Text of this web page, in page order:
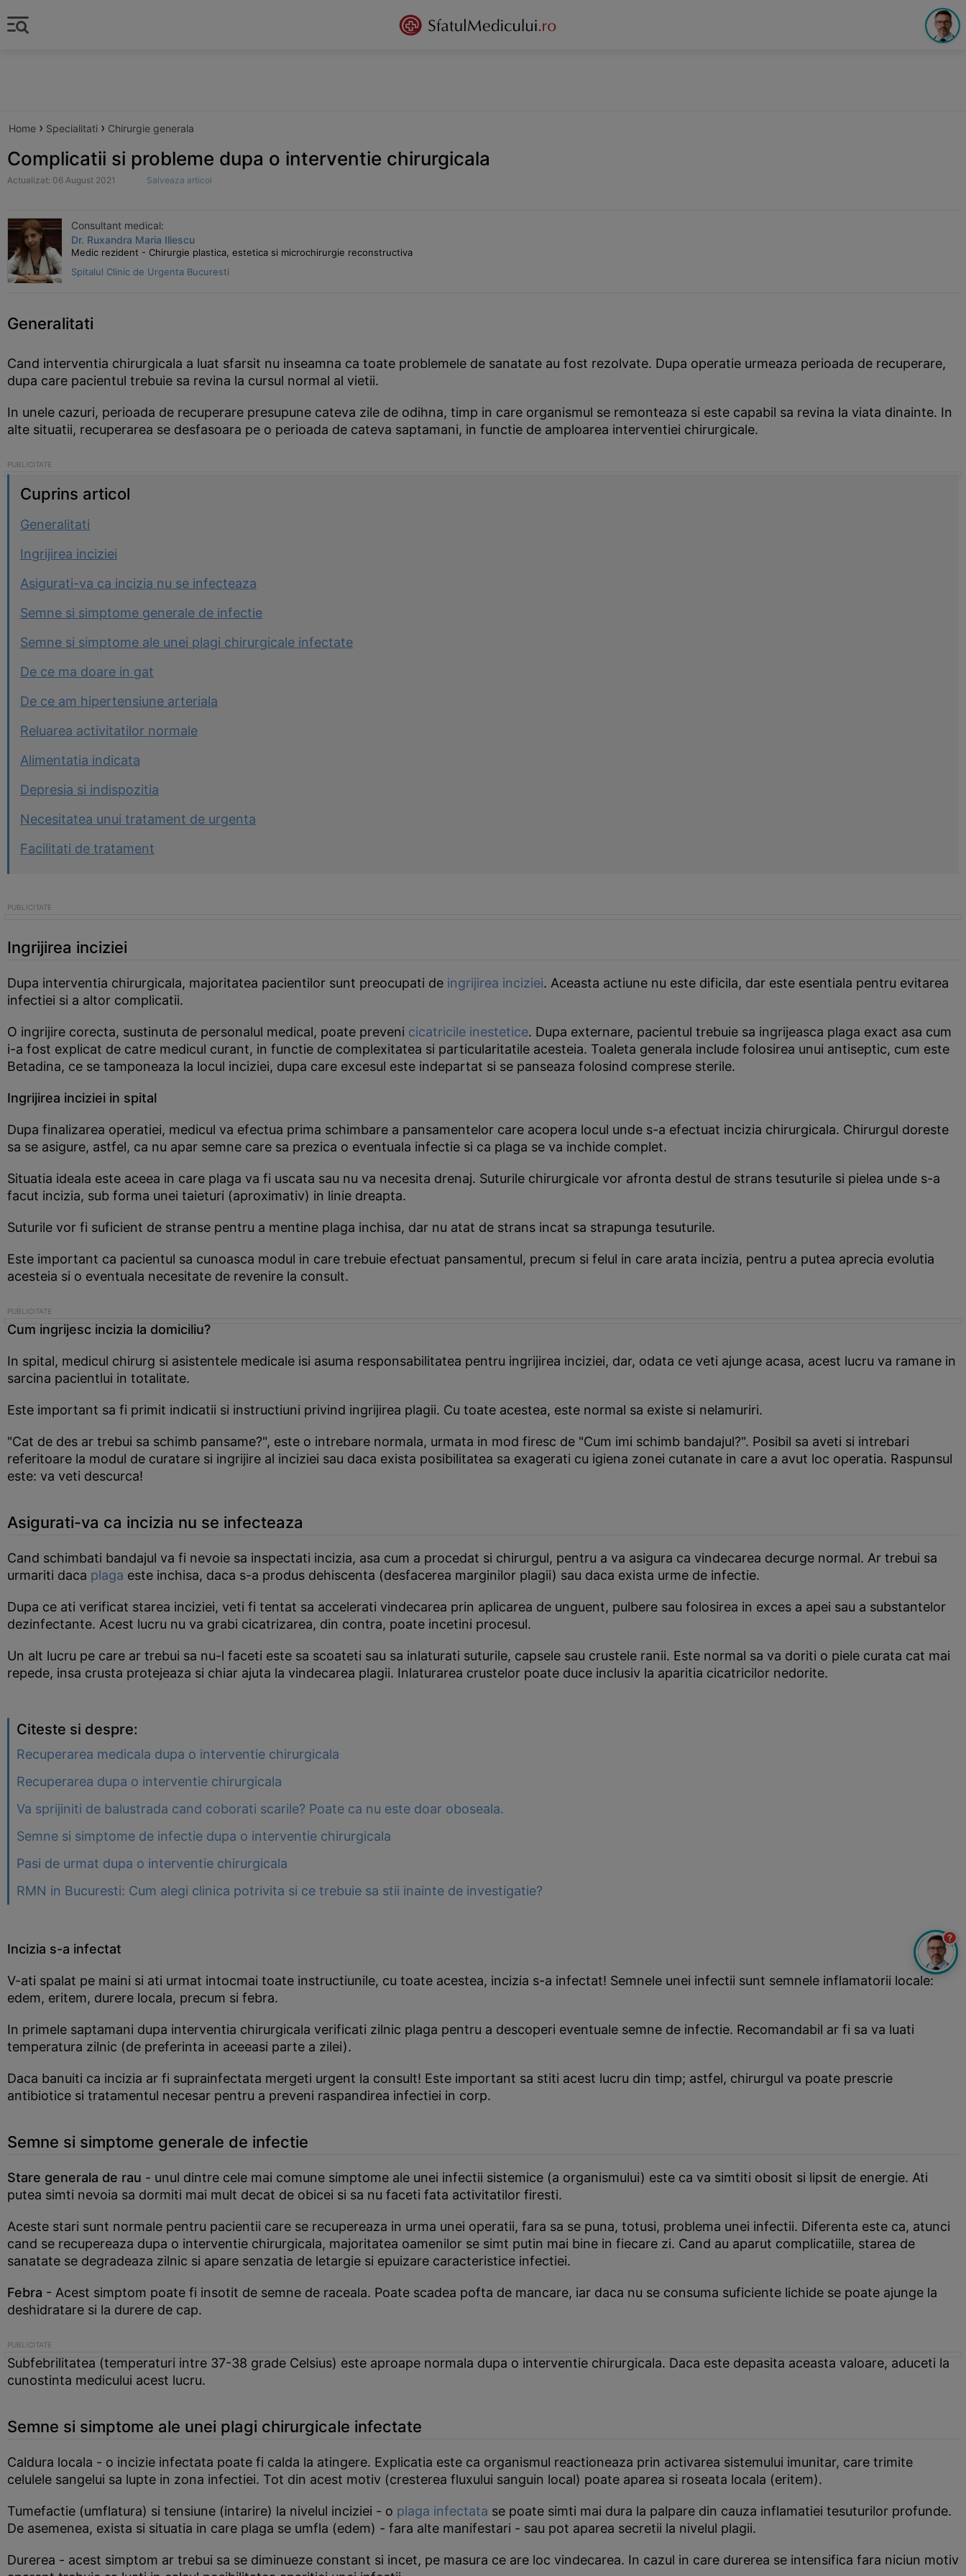
Home › Specialitati › Chirurgie generala
Complicatii si probleme dupa o interventie chirurgicala
Actualizat: 06 August 2021 Salveaza articol
Consultant medical:
Dr. Ruxandra Maria Iliescu
Medic rezident - Chirurgie plastica, estetica si microchirurgie reconstructiva
Spitalul Clinic de Urgenta Bucuresti
Generalitati
Cand interventia chirurgicala a luat sfarsit nu inseamna ca toate problemele de sanatate au fost rezolvate. Dupa operatie urmeaza perioada de recuperare,
dupa care pacientul trebuie sa revina la cursul normal al vietii.
In unele cazuri, perioada de recuperare presupune cateva zile de odihna, timp in care organismul se remonteaza si este capabil sa revina la viata dinainte. In
alte situatii, recuperarea se desfasoara pe o perioada de cateva saptamani, in functie de amploarea interventiei chirurgicale.
Cuprins articol
Generalitati
Ingrijirea inciziei
Asigurati-va ca incizia nu se infecteaza
Semne si simptome generale de infectie
Semne si simptome ale unei plagi chirurgicale infectate
De ce ma doare in gat
De ce am hipertensiune arteriala
Reluarea activitatilor normale
Alimentatia indicata
Depresia si indispozitia
Necesitatea unui tratament de urgenta
Facilitati de tratament
Ingrijirea inciziei
Dupa interventia chirurgicala, majoritatea pacientilor sunt preocupati de ingrijirea inciziei. Aceasta actiune nu este dificila, dar este esentiala pentru evitarea
infectiei si a altor complicatii.
O ingrijire corecta, sustinuta de personalul medical, poate preveni cicatricile inestetice. Dupa externare, pacientul trebuie sa ingrijeasca plaga exact asa cum
i-a fost explicat de catre medicul curant, in functie de complexitatea si particularitatile acesteia. Toaleta generala include folosirea unui antiseptic, cum este
Betadina, ce se tamponeaza la locul inciziei, dupa care excesul este indepartat si se panseaza folosind comprese sterile.
Ingrijirea inciziei in spital
Dupa finalizarea operatiei, medicul va efectua prima schimbare a pansamentelor care acopera locul unde s-a efectuat incizia chirurgicala. Chirurgul doreste
sa se asigure, astfel, ca nu apar semne care sa prezica o eventuala infectie si ca plaga se va inchide complet.
Situatia ideala este aceea in care plaga va fi uscata sau nu va necesita drenaj. Suturile chirurgicale vor afronta destul de strans tesuturile si pielea unde s-a
facut incizia, sub forma unei taieturi (aproximativ) in linie dreapta.
Suturile vor fi suficient de stranse pentru a mentine plaga inchisa, dar nu atat de strans incat sa strapunga tesuturile.
Este important ca pacientul sa cunoasca modul in care trebuie efectuat pansamentul, precum si felul in care arata incizia, pentru a putea aprecia evolutia
acesteia si o eventuala necesitate de revenire la consult.
Cum ingrijesc incizia la domiciliu?
In spital, medicul chirurg si asistentele medicale isi asuma responsabilitatea pentru ingrijirea inciziei, dar, odata ce veti ajunge acasa, acest lucru va ramane in
sarcina pacientlui in totalitate.
Este important sa fi primit indicatii si instructiuni privind ingrijirea plagii. Cu toate acestea, este normal sa existe si nelamuriri.
"Cat de des ar trebui sa schimb pansame?", este o intrebare normala, urmata in mod firesc de "Cum imi schimb bandajul?". Posibil sa aveti si intrebari
referitoare la modul de curatare si ingrijire al inciziei sau daca exista posibilitatea sa exagerati cu igiena zonei cutanate in care a avut loc operatia. Raspunsul
este: va veti descurca!
Asigurati-va ca incizia nu se infecteaza
Cand schimbati bandajul va fi nevoie sa inspectati incizia, asa cum a procedat si chirurgul, pentru a va asigura ca vindecarea decurge normal. Ar trebui sa
urmariti daca plaga este inchisa, daca s-a produs dehiscenta (desfacerea marginilor plagii) sau daca exista urme de infectie.
Dupa ce ati verificat starea inciziei, veti fi tentat sa accelerati vindecarea prin aplicarea de unguent, pulbere sau folosirea in exces a apei sau a substantelor
dezinfectante. Acest lucru nu va grabi cicatrizarea, din contra, poate incetini procesul.
Un alt lucru pe care ar trebui sa nu-l faceti este sa scoateti sau sa inlaturati suturile, capsele sau crustele ranii. Este normal sa va doriti o piele curata cat mai
repede, insa crusta protejeaza si chiar ajuta la vindecarea plagii. Inlaturarea crustelor poate duce inclusiv la aparitia cicatricilor nedorite.
Citeste si despre:
Recuperarea medicala dupa o interventie chirurgicala
Recuperarea dupa o interventie chirurgicala
Va sprijiniti de balustrada cand coborati scarile? Poate ca nu este doar oboseala.
Semne si simptome de infectie dupa o interventie chirurgicala
Pasi de urmat dupa o interventie chirurgicala
RMN in Bucuresti: Cum alegi clinica potrivita si ce trebuie sa stii inainte de investigatie?
Incizia s-a infectat
V-ati spalat pe maini si ati urmat intocmai toate instructiunile, cu toate acestea, incizia s-a infectat! Semnele unei infectii sunt semnele inflamatorii locale:
edem, eritem, durere locala, precum si febra.
In primele saptamani dupa interventia chirurgicala verificati zilnic plaga pentru a descoperi eventuale semne de infectie. Recomandabil ar fi sa va luati
temperatura zilnic (de preferinta in aceeasi parte a zilei).
Daca banuiti ca incizia ar fi suprainfectata mergeti urgent la consult! Este important sa stiti acest lucru din timp; astfel, chirurgul va poate prescrie
antibiotice si tratamentul necesar pentru a preveni raspandirea infectiei in corp.
Semne si simptome generale de infectie
Stare generala de rau - unul dintre cele mai comune simptome ale unei infectii sistemice (a organismului) este ca va simtiti obosit si lipsit de energie. Ati
putea simti nevoia sa dormiti mai mult decat de obicei si sa nu faceti fata activitatilor firesti.
Aceste stari sunt normale pentru pacientii care se recupereaza in urma unei operatii, fara sa se puna, totusi, problema unei infectii. Diferenta este ca, atunci
cand se recupereaza dupa o interventie chirurgicala, majoritatea oamenilor se simt putin mai bine in fiecare zi. Cand au aparut complicatiile, starea de
sanatate se degradeaza zilnic si apare senzatia de letargie si epuizare caracteristice infectiei.
Febra - Acest simptom poate fi insotit de semne de raceala. Poate scadea pofta de mancare, iar daca nu se consuma suficiente lichide se poate ajunge la
deshidratare si la durere de cap.
Subfebrilitatea (temperaturi intre 37-38 grade Celsius) este aproape normala dupa o interventie chirurgicala. Daca este depasita aceasta valoare, aduceti la
cunostinta medicului acest lucru.
Semne si simptome ale unei plagi chirurgicale infectate
Caldura locala - o incizie infectata poate fi calda la atingere. Explicatia este ca organismul reactioneaza prin activarea sistemului imunitar, care trimite
celulele sangelui sa lupte in zona infectiei. Tot din acest motiv (cresterea fluxului sanguin local) poate aparea si roseata locala (eritem).
Tumefactie (umflatura) si tensiune (intarire) la nivelul inciziei - o plaga infectata se poate simti mai dura la palpare din cauza inflamatiei tesuturilor profunde.
De asemenea, exista si situatia in care plaga se umfla (edem) - fara alte manifestari - sau pot aparea secretii la nivelul plagii.
Durerea - acest simptom ar trebui sa se diminueze constant si incet, pe masura ce are loc vindecarea. In cazul in care durerea se intensifica fara niciun motiv
?